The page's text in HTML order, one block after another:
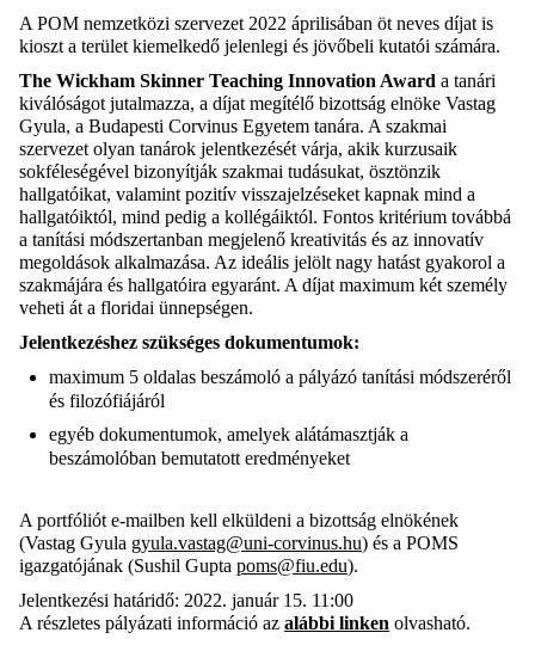
A POM nemzetközi szervezet 2022 áprilisában öt neves díjat is
kioszt a terület kiemelkedő jelenlegi és jövőbeli kutatói számára.
The Wickham Skinner Teaching Innovation Award a tanári
kiválóságot jutalmazza, a díjat megítélő bizottság elnöke Vastag
Gyula, a Budapesti Corvinus Egyetem tanára. A szakmai
szervezet olyan tanárok jelentkezését várja, akik kurzusaik
sokféleségével bizonyítják szakmai tudásukat, ösztönzik
hallgatóikat, valamint pozitív visszajelzéseket kapnak mind a
hallgatóiktól, mind pedig a kollégáiktól. Fontos kritérium továbbá
a tanítási módszertanban megjelenő kreativitás és az innovatív
megoldások alkalmazása. Az ideális jelölt nagy hatást gyakorol a
szakmájára és hallgatóira egyaránt. A díjat maximum két személy
veheti át a floridai ünnepségen.
Jelentkezéshez szükséges dokumentumok:
maximum 5 oldalas beszámoló a pályázó tanítási módszeréről
és filozófiájáról
egyéb dokumentumok, amelyek alátámasztják a
beszámolóban bemutatott eredményeket
A portfóliót e-mailben kell elküldeni a bizottság elnökének
(Vastag Gyula gyula.vastag@uni-corvinus.hu) és a POMS
igazgatójának (Sushil Gupta poms@fiu.edu).
Jelentkezési határidő: 2022. január 15. 11:00
A részletes pályázati információ az alábbi linken olvasható.